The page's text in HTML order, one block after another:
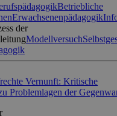
Betriebliche
Erwachsenenpädagogik
der
Modellversuch